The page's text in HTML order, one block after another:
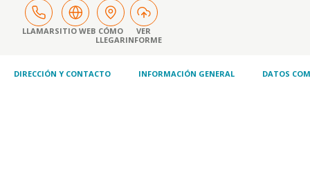
LLAMARSITIO WEB CÓMO
LLEGAR
VER
INFORME
DIRECCIÓN Y CONTACTO INFORMACIÓN GENERAL DATOS